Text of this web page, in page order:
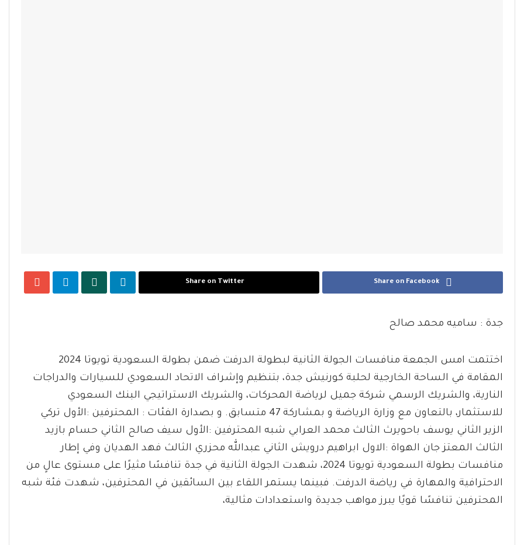
Share on Facebook
Share on Twitter
جدة : ساميه محمد صالح
اختتمت امس الجمعة منافسات الجولة الثانية لبطولة الدرفت ضمن بطولة السعودية تويوتا 2024
المقامة في الساحة الخارجية لحلبة كورنيش جدة، بتنظيم وإشراف الاتحاد السعودي للسيارات والدراجات
النارية، والشريك الرسمي شركة جميل لرياضة المحركات، والشريك الاستراتيجي البنك السعودي
للاستثمار، بالتعاون مع وزارة الرياضة و بمشاركة 47 متسابق. و بصدارة الفئات : المحترفين :الأول تركي
الزير الثاني يوسف باحويرث الثالث محمد العرابي شبه المحترفين :الأول سيف صالح الثاني حسام بازيد
الثالث المعتز جان الهواة :الاول ابراهيم درويش الثاني عبدالله محزري الثالث فهد الهديان وفي إطار
منافسات بطولة السعودية تويوتا 2024، شهدت الجولة الثانية في جدة تنافسًا مثيرًا على مستوى عالٍ من
الاحترافية والمهارة في رياضة الدرفت. فبينما يستمر اللقاء بين السائقين في المحترفين، شهدت فئة شبه
المحترفين تنافسًا قويًا يبرز مواهب جديدة واستعدادات مثالية،